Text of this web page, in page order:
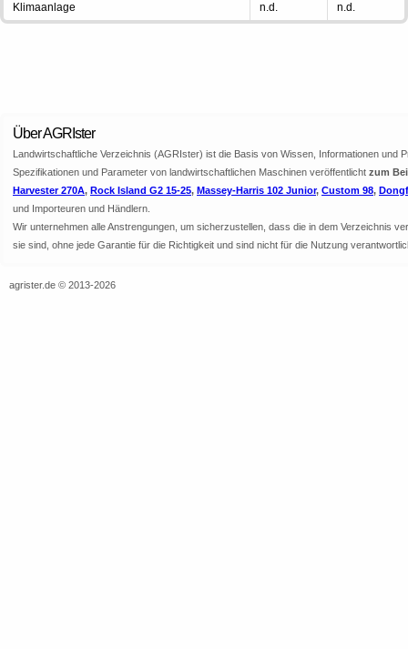
Klimaanlage n.d. n.d.
Über AGRIster
Landwirtschaftliche Verzeichnis (AGRIster) ist die Basis von Wissen, Informationen
Spezifikationen und Parameter von landwirtschaftlichen Maschinen veröffentlicht zum
Harvester 270A, Rock Island G2 15-25, Massey-Harris 102 Junior, Custom 98,
und Importeuren und Händlern.
Wir unternehmen alle Anstrengungen, um sicherzustellen, dass die in dem Verzeichnis
sie sind, ohne jede Garantie für die Richtigkeit und sind nicht für die Nutzung
agrister.de © 2013-2026